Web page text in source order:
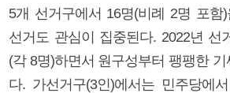
5개 선거구에서 16명(비례 2명 포함
선거도 관심이 집중된다. 2022년 선
(각 8명)하면서 원구성부터 팽팽한
다. 가선거구(3인)에서는 민주당에